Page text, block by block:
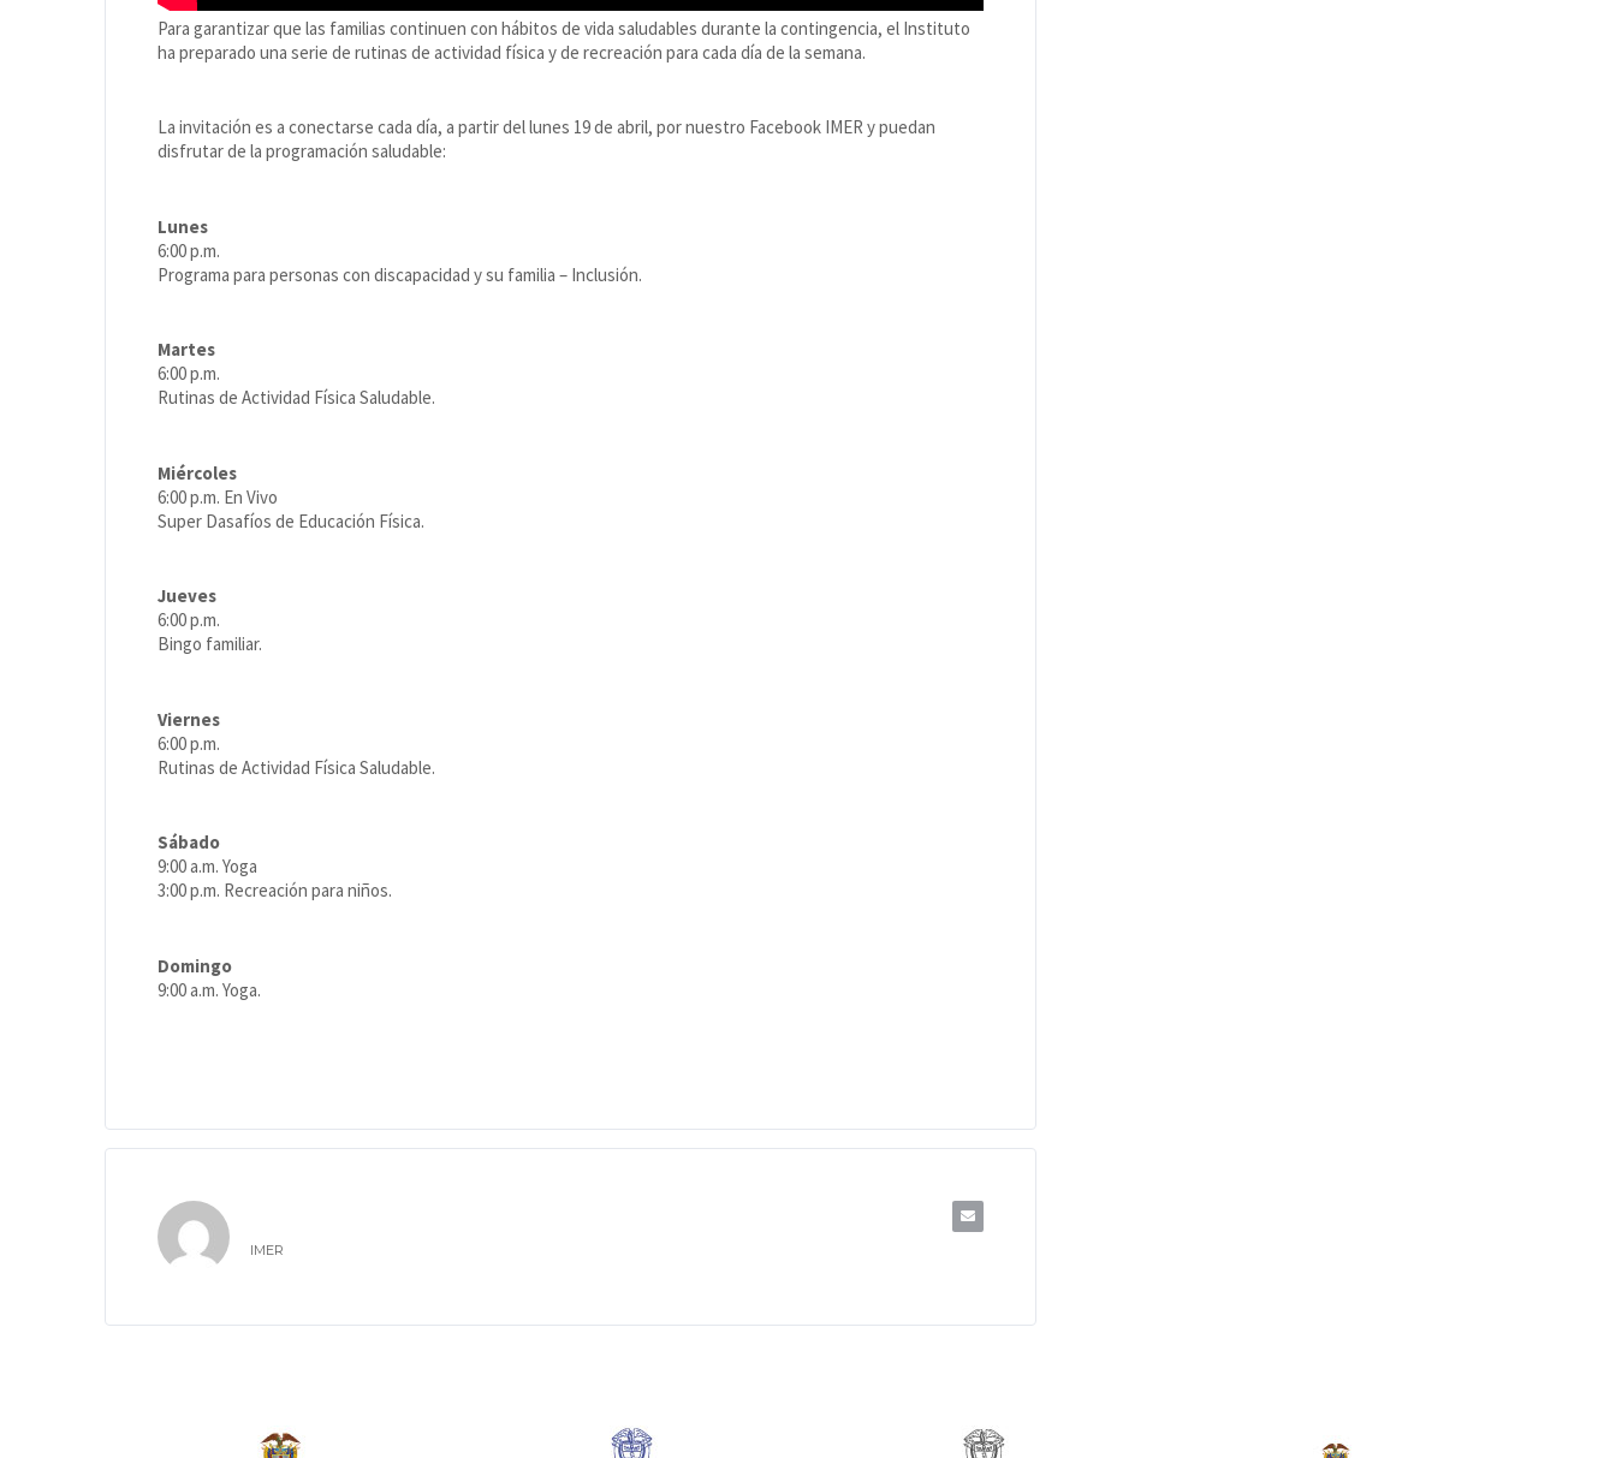
Para garantizar que las familias continuen con hábitos de vida saludables durante la contingencia, el Instituto
ha preparado una serie de rutinas de actividad física y de recreación para cada día de la semana.
La invitación es a conectarse cada día, a partir del lunes 19 de abril, por nuestro Facebook IMER y puedan
disfrutar de la programación saludable:
Lunes
6:00 p.m.
Programa para personas con discapacidad y su familia – Inclusión.
Martes
6:00 p.m.
Rutinas de Actividad Física Saludable.
Miércoles
6:00 p.m. En Vivo
Super Dasafíos de Educación Física.
Jueves
6:00 p.m.
Bingo familiar.
Viernes
6:00 p.m.
Rutinas de Actividad Física Saludable.
Sábado
9:00 a.m. Yoga
3:00 p.m. Recreación para niños.
Domingo
9:00 a.m. Yoga.
IMER